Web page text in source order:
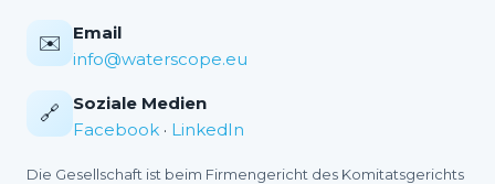
✉️
Email
info@waterscope.eu
🔗
Soziale Medien
Facebook · LinkedIn
Die Gesellschaft ist beim Firmengericht des Komitatsgerichts